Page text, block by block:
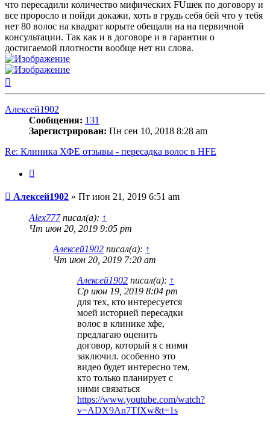
что пересадили количество мифических FUшек по договору и
все проросло и пойди докажи, хоть в грудь себя бей что у тебя
нет 80 волос на квадрат корыте обещали на на первичной
консультации. Так как и в договоре и в гарантии о
достигаемой плотности вообще нет ни слова.
Алексей1902
Сообщения: 131
Зарегистрирован: Пн сен 10, 2018 8:28 am
Re: Клиника ХФЕ отзывы - пересадка волос в HFE
Сообщение
Алексей1902 » Пт июн 21, 2019 6:51 am
Alex777писал(а): ↑
Чт июн 20, 2019 9:05 pm
Алексей1902 писал(а): ↑
Чт июн 20, 2019 7:20 am
Алексей1902 писал(а): ↑
Ср июн 19, 2019 8:04 pm
для тех, кто интересуется
моей историей пересадки
волос в клинике хфе,
предлагаю оценить
договор, который я с ними
заключил. особенно это
видео будет интересно тем,
кто только планирует с
ними связаться
https://www.youtube.com/watch?
v=ADX9An7TfXw&t=1s